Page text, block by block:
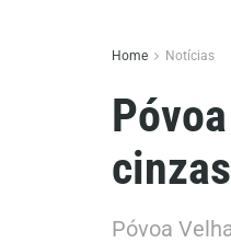
Home Notícias
Póvoa